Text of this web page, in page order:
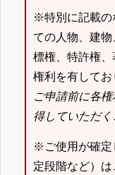
※特別に記載の
ての人物、建
標権、特許権
権利を有してお
ご申請前に各
得していただく
※ご使用が確定
定段階など）は